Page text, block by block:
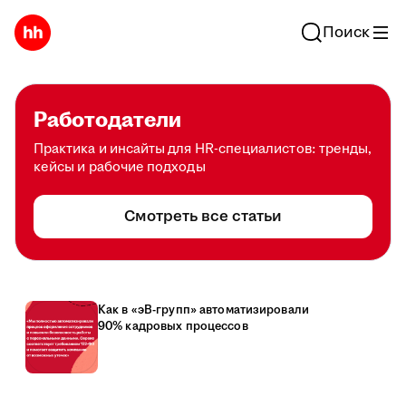
Поиск
Работодатели
Практика и инсайты для HR-специалистов: тренды,
кейсы и рабочие подходы
Смотреть все статьи
Как в «эВ-групп» автоматизировали
90% кадровых процессов